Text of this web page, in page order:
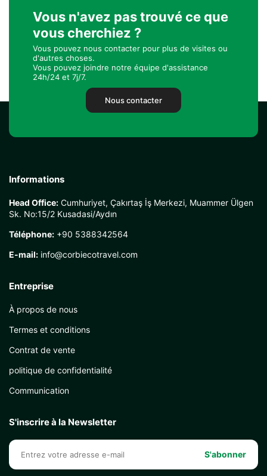
Vous n'avez pas trouvé ce que
vous cherchiez ?
Vous pouvez nous contacter pour plus de visites ou
d'autres choses.
Vous pouvez joindre notre équipe d'assistance
24h/24 et 7j/7.
Nous contacter
Informations
Head Office: Cumhuriyet, Çakırtaş İş Merkezi, Muammer Ülgen
Sk. No:15/2 Kusadasi/Aydın
Téléphone: +90 5388342564
E-mail: info@corbiecotravel.com
Entreprise
À propos de nous
Termes et conditions
Contrat de vente
politique de confidentialité
Communication
S'inscrire à la Newsletter
S'abonner